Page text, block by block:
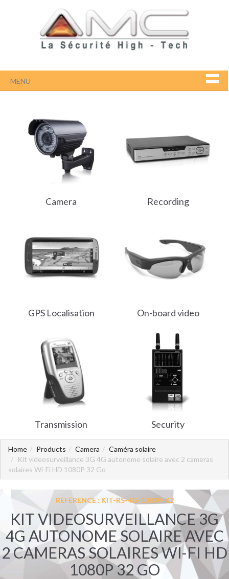
MENU
Camera Recording
GPS Localisation On-board video
Transmission Security
Home Products Camera
Caméra solaire
Kit videosurveillance 3G 4G autonome solaire avec 2 cameras
solaires Wi-Fi HD 1080P 32 Go
RÉFÉRENCE : KIT-RS-4G-1080P-X2
KIT VIDEOSURVEILLANCE 3G
4G AUTONOME SOLAIRE AVEC
2 CAMERAS SOLAIRES WI-FI HD
1080P 32 GO